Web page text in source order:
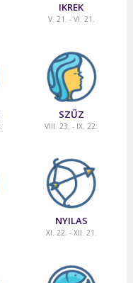
IKREK
V. 21. - VI. 21.
SZŰZ
VIII. 23. - IX. 22.
NYILAS
XI. 22. - XII. 21.